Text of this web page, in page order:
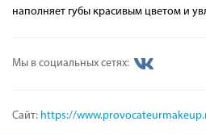
наполняет губы красивым цветом и
Мы в социальных сетях:
Сайт: https://